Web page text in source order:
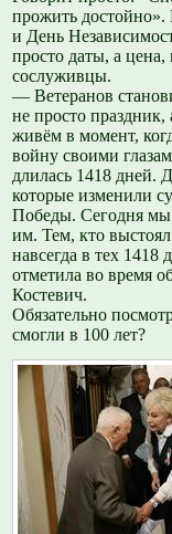
прожить
и День
просто даты, а цена,
сослуживцы.
— Ветеранов
не просто
живём в момент,
войну своими
длилась 1418 дней.
которые изменили
Победы. Сегодня
им. Тем, кто
навсегда в тех
отметила во время
Костевич.
Обязательно
смогли в 100 лет?